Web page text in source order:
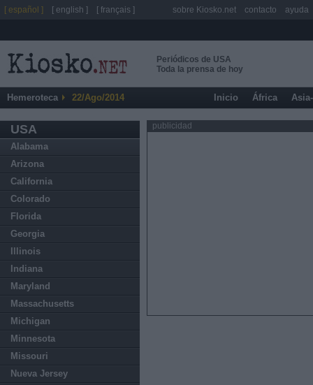
Periódicos de USA
Toda la prensa de hoy
Hemeroteca 22/Ago/2014 Inicio África
USA
Alabama
Arizona
California
Colorado
Florida
Georgia
Illinois
Indiana
Maryland
Massachusetts
Michigan
Minnesota
Missouri
Nueva Jersey
publicidad
[ español ] [ english ] [ français ] sobre Kiosko.net contacto ayuda